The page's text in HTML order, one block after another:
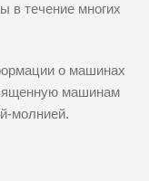
в течение многих
о машинах
машинам
молнией.